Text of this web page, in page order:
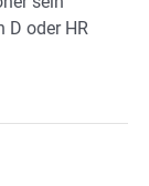
D oder HR